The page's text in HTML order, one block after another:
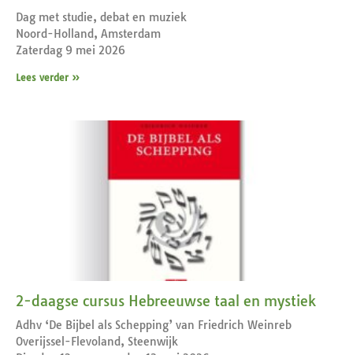
Dag met studie, debat en muziek
Noord-Holland, Amsterdam
Zaterdag 9 mei 2026
Lees verder »
2-daagse cursus Hebreeuwse taal en mystiek
Adhv ‘De Bijbel als Schepping’ van Friedrich Weinreb
Overijssel-Flevoland, Steenwijk